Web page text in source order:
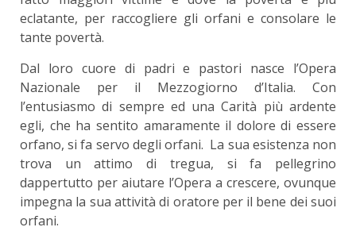
eclatante, per raccogliere gli orfani e consolare le
tante povertà.
Dal loro cuore di padri e pastori nasce l’Opera
Nazionale per il Mezzogiorno d’Italia. Con
l’entusiasmo di sempre ed una Carità più ardente
egli, che ha sentito amaramente il dolore di essere
orfano, si fa servo degli orfani. La sua esistenza non
trova un attimo di tregua, si fa pellegrino
dappertutto per aiutare l’Opera a crescere, ovunque
impegna la sua attività di oratore per il bene dei suoi
orfani.